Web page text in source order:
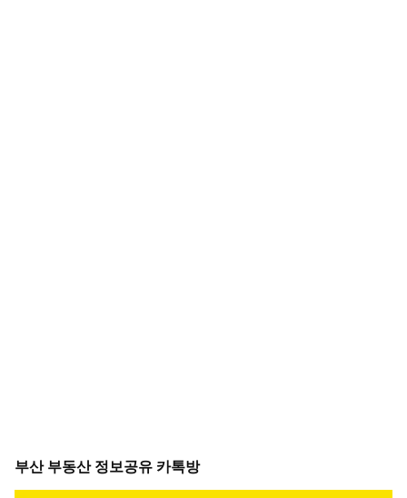
부산 부동산 정보공유 카톡방